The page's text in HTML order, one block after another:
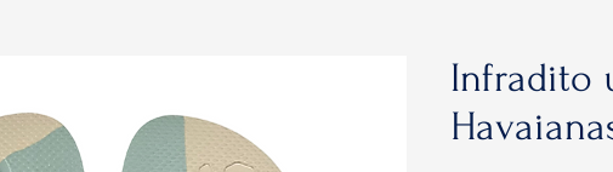
Infradito